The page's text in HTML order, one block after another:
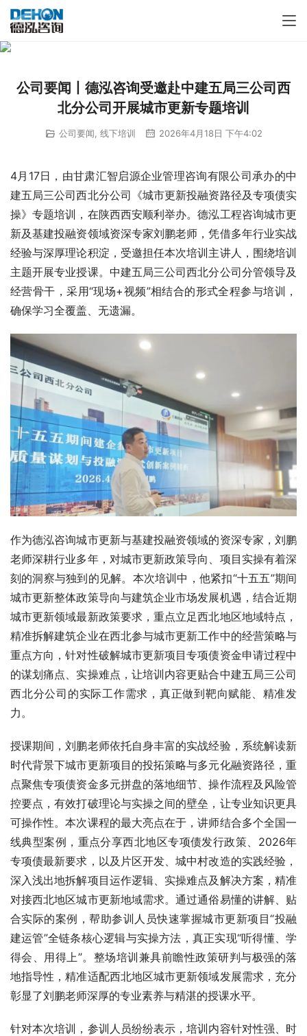
公司要闻丨德泓咨询受邀赴中建五局三公司西
北分公司开展城市更新专题培训
公司要闻 线下培训 2026年4月18日 下午4:02
4月17日，由甘肃汇智启源企业管理咨询有限公司承办的中
建五局三公司西北分公司《城市更新投融资路径及专项债实
操》专题培训，在陕西西安顺利举办。德泓工程咨询城市更
新及基建投融资领域资深专家刘鹏老师，凭借多年行业实战
经验与深厚理论积淀，受邀担任本次培训主讲人，围绕培训
主题开展专业授课。中建五局三公司西北分公司分管领导及
经营骨干，采用“现场+视频”相结合的形式全程参与培训，
确保学习全覆盖、无遗漏。
作为德泓咨询城市更新与基建投融资领域的资深专家，刘鹏
老师深耕行业多年，对城市更新政策导向、项目实操有着深
刻的洞察与独到的见解。本次培训中，他紧扣“十五五”期间
城市更新整体政策导向与建筑企业市场发展机遇，结合近期
城市更新领域最新政策要求，重点立足西北地区地域特点，
精准拆解建筑企业在西北参与城市更新工作中的经营策略与
重点方向，针对性破解城市更新项目专项债资金申请过程中
的谋划痛点、实操难点，让培训内容更贴合中建五局三公司
西北分公司的实际工作需求，真正做到靶向赋能、精准发
力。
授课期间，刘鹏老师依托自身丰富的实战经验，系统解读新
时代背景下城市更新项目的投拓策略与多元化融资路径，重
点聚焦专项债资金多元拼盘的落地细节、操作流程及风险管
控要点，有效打破理论与实操之间的壁垒，让专业知识更具
可操作性。本次课程的最大亮点在于，讲师结合多个全国一
线典型案例，重点分享西北地区专项债发行政策、2026年
专项债最新要求，以及片区开发、城中村改造的实践经验，
深入浅出地拆解项目运作逻辑、实操难点及解决方案，精准
对接西北地区城市更新地域需求。通过通俗易懂的讲解、贴
合实际的案例，帮助参训人员快速掌握城市更新项目“投融
建运管”全链条核心逻辑与实操方法，真正实现“听得懂、学
得会、用得上”。整场培训兼具前瞻性政策研判与极强的落
地指导性，精准适配西北地区城市更新领域发展需求，充分
彰显了刘鹏老师深厚的专业素养与精湛的授课水平。
针对本次培训，参训人员纷纷表示，培训内容针对性强、时